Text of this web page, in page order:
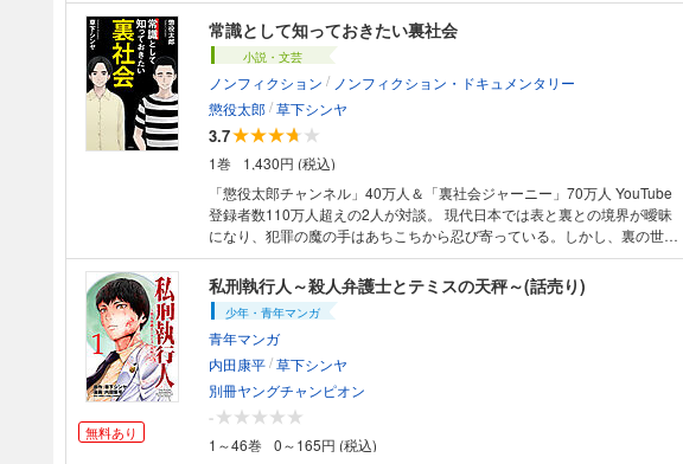
常識として知っておきたい裏社会
小説・文芸
ノンフィクション / ノンフィクション・ドキュメンタリー
懲役太郎/草下シンヤ
3.7
1巻
1,430円 (税込)
「懲役太郎チャンネル」40万人＆「裏社会ジャーニー」70万人 YouTube
登録者数110万人超えの2人が対談。 現代日本では表と裏との境界が曖昧
になり、犯罪の魔の手はあちこちから忍び寄っている。しかし、裏の世界
の実情について、一般からうかがい知ることは困難だろう。 本書では、裏
社会情報の発信者として注目を集める2名による対談を行った。身を守る
ためにも「常識」として知っておきたい、裏社会のさまざまな事情を詳細
に解説。 ヤクザや半グレとは何か? どのような活動を行っているのか? ど
こに危険が潜んでいるのか? 警察や刑務所の内情は? 豊富な経験から語ら
れる真実がここにある!
無料あり
私刑執行人～殺人弁護士とテミスの天秤～(話売り)
少年・青年マンガ
青年マンガ
内田康平/草下シンヤ
別冊ヤングチャンピオン
-
1～46巻 0～165円 (税込)